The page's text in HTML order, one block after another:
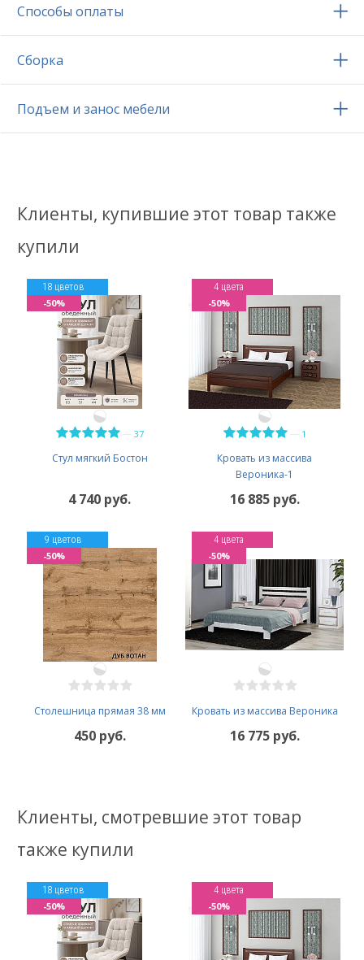
Способы оплаты
Сборка
Подъем и занос мебели
Клиенты, купившие этот товар также
купили
37
Стул мягкий Бостон
18 цветов
4 740 руб.
-50%
1
Кровать из массива
Вероника-1
4 цвета
16 885 руб.
-50%
Столешница прямая 38 мм
9 цветов
450 руб.
-50%
Кровать из массива Вероника
4 цвета
16 775 руб.
-50%
Клиенты, смотревшие этот товар
также купили
18 цветов
-50%
4 цвета
-50%